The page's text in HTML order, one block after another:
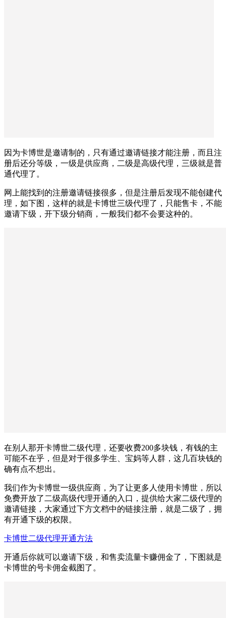
因为卡博世是邀请制的，只有通过邀请链接才能注册，而且注
册后还分等级，一级是供应商，二级是高级代理，三级就是普
通代理了。
网上能找到的注册邀请链接很多，但是注册后发现不能创建代
理，如下图，这样的就是卡博世三级代理了，只能售卡，不能
邀请下级，开下级分销商，一般我们都不会要这种的。
在别人那开卡博世二级代理，还要收费200多块钱，有钱的主
可能不在乎，但是对于很多学生、宝妈等人群，这几百块钱的
确有点不想出。
我们作为卡博世一级供应商，为了让更多人使用卡博世，所以
免费开放了二级高级代理开通的入口，提供给大家二级代理的
邀请链接，大家通过下方文档中的链接注册，就是二级了，拥
有开通下级的权限。
卡博世二级代理开通方法
开通后你就可以邀请下级，和售卖流量卡赚佣金了，下图就是
卡博世的号卡佣金截图了。